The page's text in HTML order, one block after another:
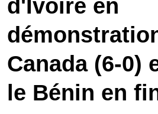
d'Ivoire en
Canada (6-0)
le Bénin en